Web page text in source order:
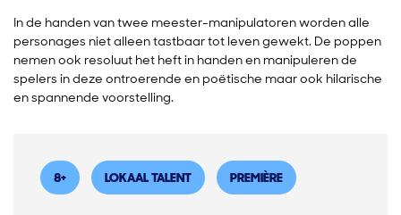
In de handen van twee meester-manipulatoren worden alle
personages niet alleen tastbaar tot leven gewekt. De poppen
nemen ook resoluut het heft in handen en manipuleren de
spelers in deze ontroerende en poëtische maar ook hilarische
en spannende voorstelling.
8+ LOKAAL TALENT PREMIÈRE